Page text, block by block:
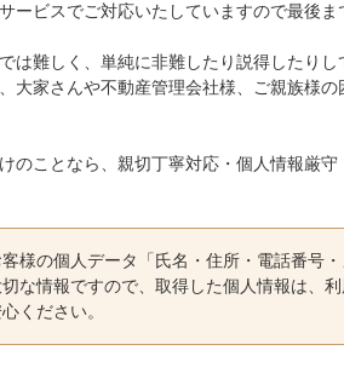
ービスでご対応いたしていますので最後ま
は難しく、単純に非難したり説得したり
大家さんや不動産管理会社様、ご親族様の
のことなら、親切丁寧対応・個人情報厳
様の個人データ「氏名・住所・電話番号
な情報ですので、取得した個人情報は、
ください。